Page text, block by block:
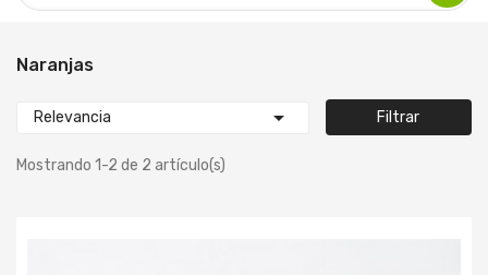
Naranjas
Relevancia  Filtrar
Mostrando 1-2 de 2 artículo(s)